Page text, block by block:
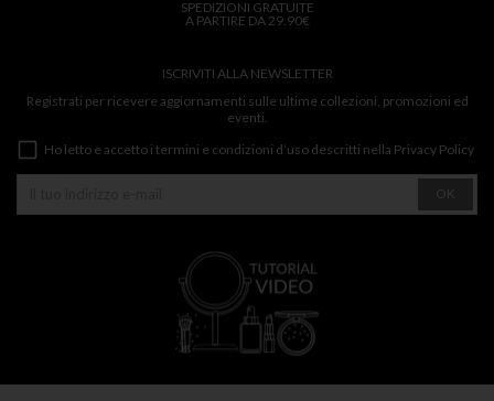
SPEDIZIONI GRATUITE
A PARTIRE DA 29.90€
ISCRIVITI ALLA NEWSLETTER
Registrati per ricevere aggiornamenti sulle ultime collezioni, promozioni ed
eventi.
Ho letto e accetto i termini e condizioni d’uso descritti nella Privacy Policy
OK